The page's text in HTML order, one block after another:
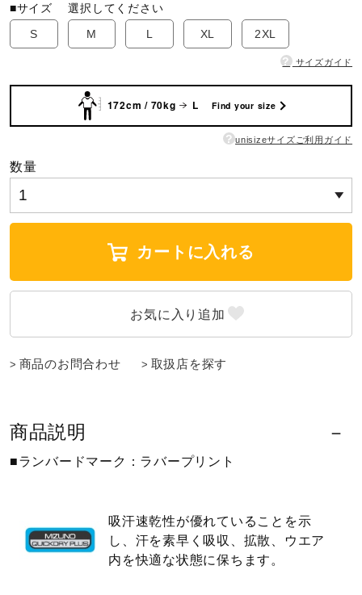
ソフトボール
柔道
ウォーキングシューズ
ライフスタイルグッズ
寝具／ミズノスリープ
サポーター
■サイズ選択してください
S
M L XL 2XL
? サイズガイド
172cm / 70kg L Find your size
? unisizeサイズご利用ガイド
数量
カートに入れる
商品のお問合わせ 取扱店を探す
商品説明
■ランバードマーク：ラバープリント
吸汗速乾性が優れていることを示
し、汗を素早く吸収、拡散、ウエア
内を快適な状態に保ちます。